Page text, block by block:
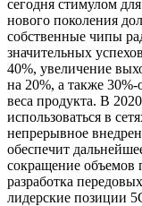
сегодня стимулом
нового поколения
собственные чипы
значительных
40%, увеличение
на 20%, а также
веса продукта. В
использоваться в
непрерывное
обеспечит
сокращение объемов
разработка
лидерские позиции